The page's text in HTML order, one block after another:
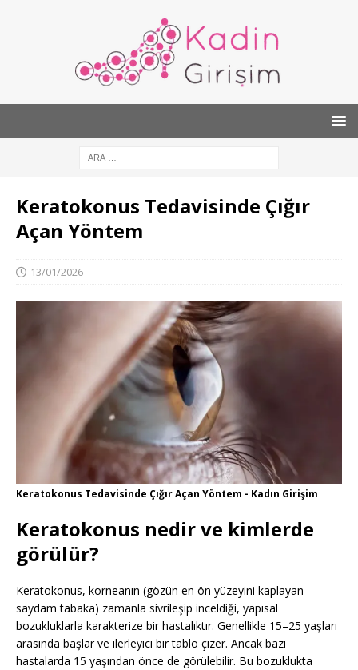
Keratokonus Tedavisinde Çığır
Açan Yöntem
13/01/2026
Keratokonus Tedavisinde Çığır Açan Yöntem - Kadın Girişim
Keratokonus nedir ve kimlerde
görülür?
Keratokonus, korneanın (gözün en ön yüzeyini kaplayan
saydam tabaka) zamanla sivrileşip inceldiği, yapısal
bozukluklarla karakterize bir hastalıktır. Genellikle 15–25 yaşları
arasında başlar ve ilerleyici bir tablo çizer. Ancak bazı
hastalarda 15 yaşından önce de görülebilir. Bu bozuklukta